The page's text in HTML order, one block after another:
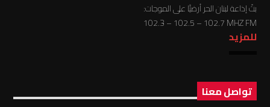
بثّ إذاعة لبنان الحر أرضيًّا على الموجات:
102.3 – 102.5 – 102.7 MHZ FM
للمزيد
تواصل معنا